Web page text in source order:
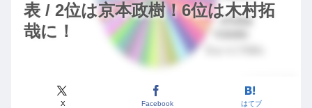
表 / 2位は京本政樹！6位は木村拓
哉に！
X Facebook はてブ